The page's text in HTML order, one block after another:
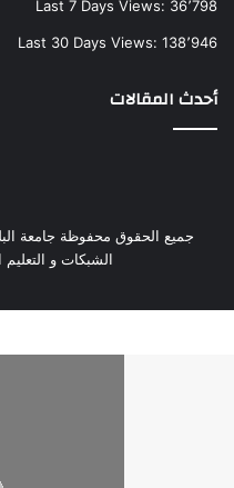
Last 7 Days Views: 36٬798
Last 30 Days Views: 138٬946
أحدث المقالات
الشبكات و التعليم